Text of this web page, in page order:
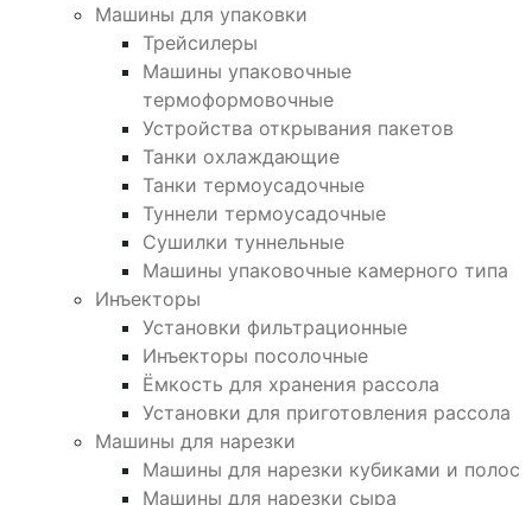
Машины для упаковки
Трейсилеры
Машины упаковочные
термоформовочные
Устройства открывания пакетов
Танки охлаждающие
Танки термоусадочные
Туннели термоусадочные
Сушилки туннельные
Машины упаковочные камерного типа
Инъекторы
Установки фильтрационные
Инъекторы посолочные
Ёмкость для хранения рассола
Установки для приготовления рассола
Машины для нарезки
Машины для нарезки кубиками и полос
Машины для нарезки сыра